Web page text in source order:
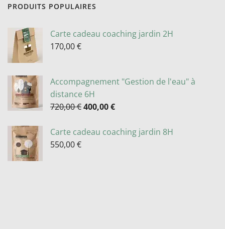
PRODUITS POPULAIRES
Carte cadeau coaching jardin 2H
170,00€
Accompagnement "Gestion de l'eau" à
distance 6H
720,00€400,00€
Carte cadeau coaching jardin 8H
550,00€